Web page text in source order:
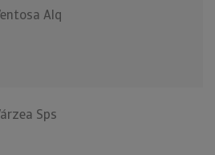
Alq
Sps